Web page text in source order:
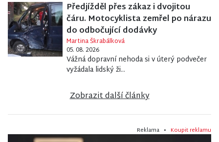
Předjížděl přes zákaz i dvojitou
čáru. Motocyklista zemřel po nárazu
do odbočující dodávky
Martina Škrabálková
05. 08. 2026
Vážná dopravní nehoda si v úterý podvečer
vyžádala lidský ži...
Zobrazit další články
Reklama • Koupit reklamu